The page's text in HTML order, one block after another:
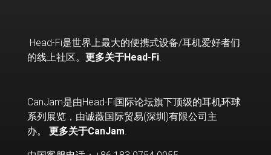
Head-Fi是世界上最大的便携式设备/耳机爱好者们
的线上社区。 更多关于Head-Fi.
CanJam是由Head-Fi国际论坛旗下顶级的耳机环球
系列展览，由诚薇国际贸易(深圳)有限公司主
办。 更多关于CanJam.